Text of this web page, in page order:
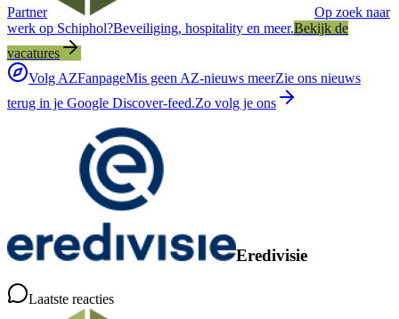
Partner
Op zoek naar
werk op Schiphol?Beveiliging, hospitality en meer.Bekijk de
vacatures
Volg AZFanpageMis geen AZ-nieuws meerZie ons nieuws
terug in je Google Discover-feed.Zo volg je ons
Eredivisie
Laatste reacties